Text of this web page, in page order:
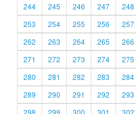
244
245 246 247 248
253
254 255 256 257
262
263 264 265 266
271
272 273 274 275
280
281 282 283 284
289
290 291 292 293
298
299 300 301 302